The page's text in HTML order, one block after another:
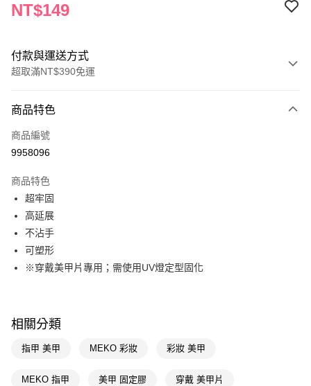
NT$149
付款與運送方式
超取滿NT$390免運
POYA支付
信用卡一次付款
LINE Pay
Apple Pay
街口支付
悠遊付
AFTEE先享後付
【關於「AFTEE先享後付」】
便利好安心！
商品特色
商品編號
9958096
商品特色
超牢固
高延展
不沾手
可塑形
※穿戴美甲片專用；需使用UV燈定型固化
相關分類
指甲 美甲 MEKO 彩妝 彩妝 美甲
MEKO 指甲 美甲 固定膠 穿戴 美甲片